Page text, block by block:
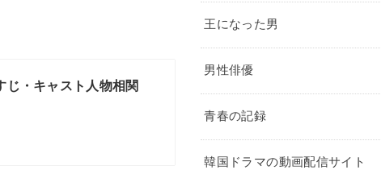
じ・キャスト人物相関
王になった男
男性俳優
青春の記録
韓国ドラマの動画配信サイト